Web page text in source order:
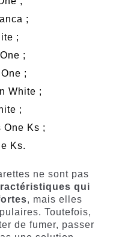
;
;
;
;
White ;
;
One Ks ;
Ks.
ne sont pas
qui
, mais elles
Toutefois,
de fumer, passer